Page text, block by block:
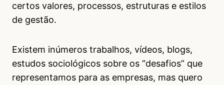
certos valores, processos, estruturas e estilos
de gestão.
Existem inúmeros trabalhos, vídeos, blogs,
estudos sociológicos sobre os “desafios” que
representamos para as empresas, mas quero